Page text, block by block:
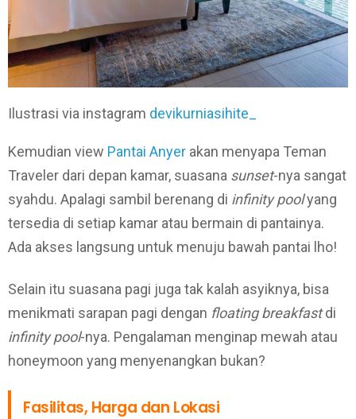
Ilustrasi via instagram devikurniasihite_
Kemudian view Pantai Anyer akan menyapa Teman
Traveler dari depan kamar, suasana sunset-nya sangat
syahdu. Apalagi sambil berenang di infinity poolyang
tersedia di setiap kamar atau bermain di pantainya.
Ada akses langsung untuk menuju bawah pantai lho!
Selain itu suasana pagi juga tak kalah asyiknya, bisa
menikmati sarapan pagi dengan floating breakfastdi
infinity pool-nya. Pengalaman menginap mewah atau
honeymoon yang menyenangkan bukan?
Fasilitas, Harga dan Lokasi